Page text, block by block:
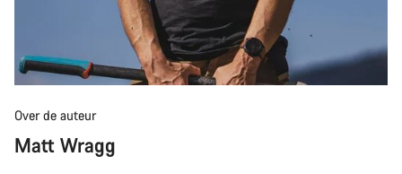
Over de auteur
Matt Wragg